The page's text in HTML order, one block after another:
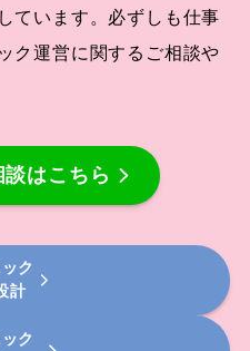
ています。必ずしも仕事
ク運営に関するご相談や
はこちら
ク
計
ク